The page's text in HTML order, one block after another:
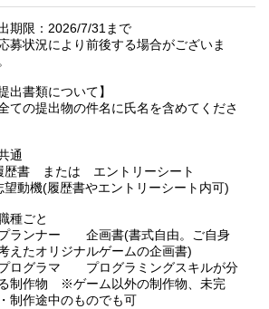
期限：2026/7/31まで
募状況により前後する場合がございま
提出書類について】
ての提出物の件名に氏名を含めてくださ
通
歴書 または エントリーシート
望動機(履歴書やエントリーシート内可)
種ごと
プランナー 企画書(書式自由。ご自身
えたオリジナルゲームの企画書)
プログラマ プログラミングスキルが分
制作物 ※ゲーム以外の制作物、未完
制作途中のものでも可